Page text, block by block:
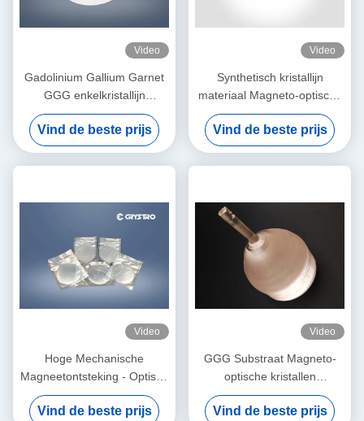
Video
Gadolinium Gallium Garnet
GGG enkelkristallijn
substraat voor YIG en BIG
film
Vind de beste prijs
Video
Synthetisch kristallijn
materiaal Magneto-optische
kristallen Gadolinium Gallium
Garnet GGG
Vind de beste prijs
Video
Hoge Mechanische
Magneetontsteking - Optisch
Crystal Gadolinium Gallium
Garnet
Vind de beste prijs
Video
GGG Substraat Magneto-
optische kristallen
Gadolinium Gallium Garnet
Substraat
Vind de beste prijs